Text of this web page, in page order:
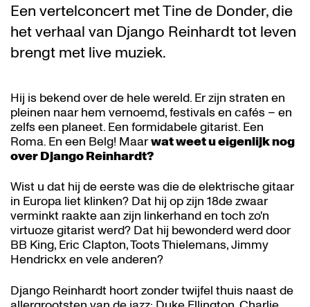
Een vertelconcert met Tine de Donder, die
het verhaal van Django Reinhardt tot leven
brengt met live muziek.
Hij is bekend over de hele wereld. Er zijn straten en
pleinen naar hem vernoemd, festivals en cafés – en
zelfs een planeet. Een formidabele gitarist. Een
Roma. En een Belg! Maarwat weet u eigenlijk nog
over Django Reinhardt?
Wist u dat hij de eerste was die de elektrische gitaar
in Europa liet klinken? Dat hij op zijn 18de zwaar
verminkt raakte aan zijn linkerhand en toch zo'n
virtuoze gitarist werd? Dat hij bewonderd werd door
BB King, Eric Clapton, Toots Thielemans, Jimmy
Hendrickx en vele anderen?
Django Reinhardt hoort zonder twijfel thuis naast de